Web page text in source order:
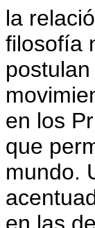
la
filosofía
en los
que
mundo.
en las